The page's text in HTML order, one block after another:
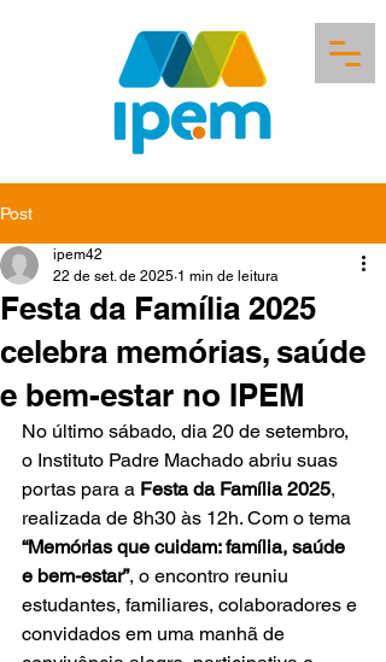
Post
Festa da Família 2025
celebra memórias, saúde
e bem-estar no IPEM
ipem42
22 de set. de 2025 1 min de leitura
No último sábado, dia 20 de setembro,
o Instituto Padre Machado abriu suas
portas para a Festa da Família 2025,
realizada de 8h30 às 12h. Com o tema
“Memórias que cuidam: família, saúde
e bem-estar”, o encontro reuniu
estudantes, familiares, colaboradores e
convidados em uma manhã de